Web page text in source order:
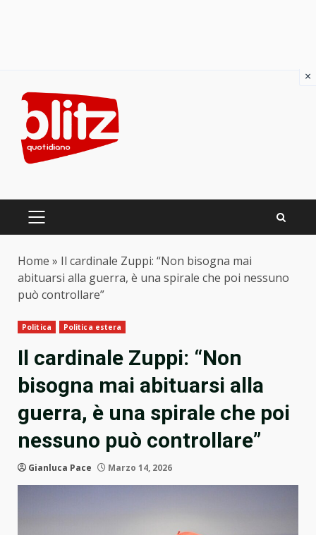
content
PRIMARY
Home » Il cardinale Zuppi: “Non bisogna mai
abituarsi alla guerra, è una spirale che poi nessuno
può controllare”
Politica Politica estera
Il cardinale Zuppi: “Non
bisogna mai abituarsi alla
guerra, è una spirale che poi
nessuno può controllare”
Gianluca Pace Marzo 14, 2026
×